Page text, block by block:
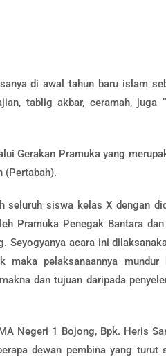
di awal tahun baru islam
tablig akbar, ceramah, juga
Gerakan Pramuka yang
(Pertabah).
seluruh siswa kelas X dengan
Pramuka Penegak Bantara
Seyogyanya acara ini
maka pelaksanaannya mundur
dan tujuan daripada
Negeri 1 Bojong, Bpk. Heris
dewan pembina yang turut